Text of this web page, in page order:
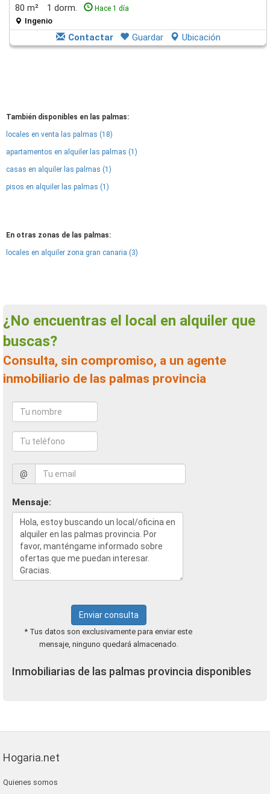
80 m²
1 dorm. Hace 1 día
Ingenio
Contactar Guardar Ubicación
También disponibles en las palmas:
locales en venta las palmas (18)
apartamentos en alquiler las palmas (1)
casas en alquiler las palmas (1)
pisos en alquiler las palmas (1)
En otras zonas de las palmas:
locales en alquiler zona gran canaria (3)
¿No encuentras el local en alquiler que
buscas?
Consulta, sin compromiso, a un agente
inmobiliario de las palmas provincia
@
Mensaje:
Enviar consulta
* Tus datos son exclusivamente para enviar este
mensaje, ninguno quedará almacenado.
Inmobiliarias de las palmas provincia disponibles
Hogaria.net
Quienes somos